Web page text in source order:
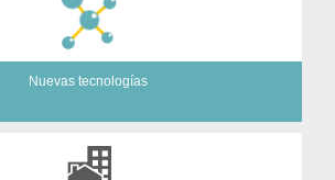
Nuevas tecnologías